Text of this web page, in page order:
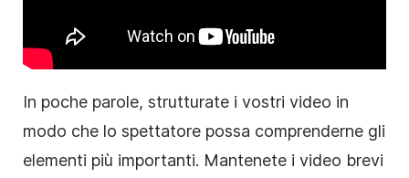
In poche parole, strutturate i vostri video in
modo che lo spettatore possa comprenderne gli
elementi più importanti. Mantenete i video brevi